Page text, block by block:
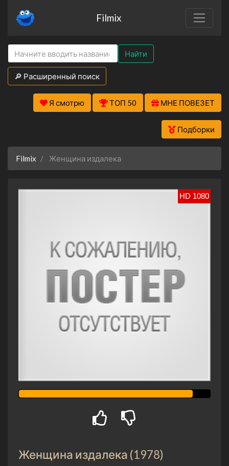
Filmix
Найти
🔎 Расширенный поиск
Я смотрю ТОП 50 МНЕ ПОВЕЗЕТ
Подборки
Filmix Женщина издалека
HD 1080
Женщина издалека (1978)